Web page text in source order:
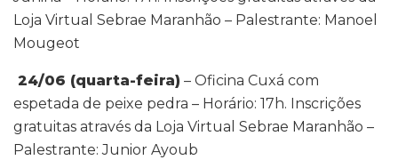
Loja Virtual Sebrae Maranhão – Palestrante: Manoel
Mougeot
24/06 (quarta-feira) – Oficina Cuxá com
espetada de peixe pedra – Horário: 17h. Inscrições
gratuitas através da Loja Virtual Sebrae Maranhão –
Palestrante: Junior Ayoub